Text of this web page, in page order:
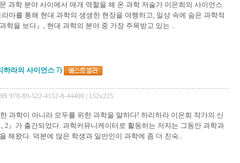
과학 분야 사이에서 매개 역할을 해 온 과학 저술가 이은희의 사이언스
마를 통해 현대 과학의 생생한 현장을 여행하고, 일상 속에 숨은 과학적
학을 보다』, 현대 과학의 분야 중 가장 주목받고 있는 ..
하라의 사이언스 7)
978-89-522-4152-8-44400 | 152x225
과학이 아니라 모두를 위한 과학을 말하다! 하리하라 이은희 작가의 신
2』가 출간되었다. 과학커뮤니케이터로 활동하는 저자는 그동안 과학과
해왔다. 덕분에 많은 학생과 일반인이 과학에 좀 더 친숙..